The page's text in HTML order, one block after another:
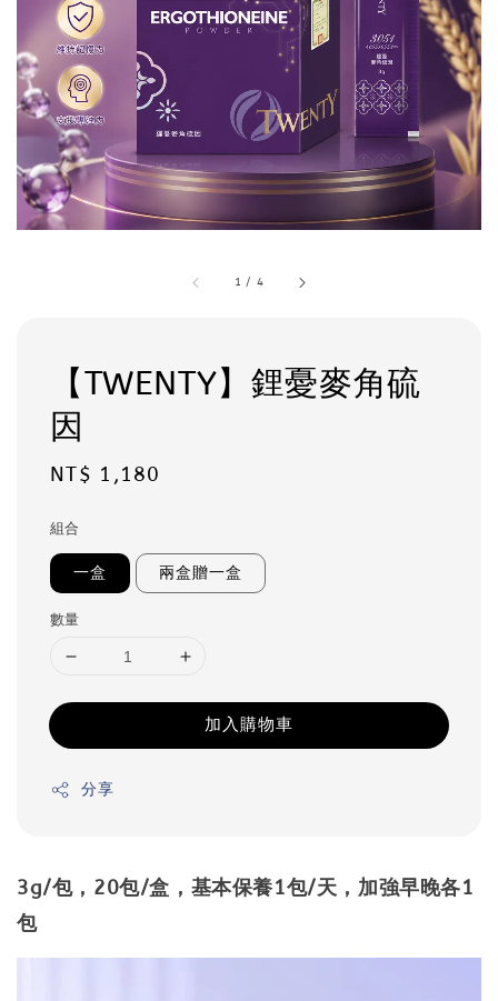
1 / 4
【TWENTY】鋰憂麥角硫
因
Regular
NT$ 1,180
組合
一盒 兩盒贈一盒
數量
加入購物車
分享
3g/包，20包/盒，基本保養1包/天，加強早晚各1
包